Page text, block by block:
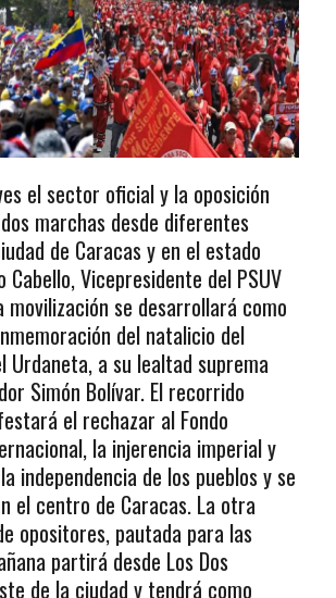
el sector oficial y la oposición
marchas desde diferentes
de Caracas y en el estado
Cabello, Vicepresidente del PSUV
movilización se desarrollará como
del natalicio del
Urdaneta, a su lealtad suprema
Simón Bolívar. El recorrido
el rechazar al Fondo
la injerencia imperial y
independencia de los pueblos y se
el centro de Caracas. La otra
opositores, pautada para las
partirá desde Los Dos
de la ciudad y tendrá como